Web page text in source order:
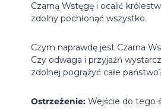
Czarną Wstęgę i ocalić
zdolny pochłonąć wszystko.
Czym naprawdę jest Czarna
Czy odwaga i przyjaźń
zdolnej pogrążyć całe
Ostrzeżenie: Wejście do tego